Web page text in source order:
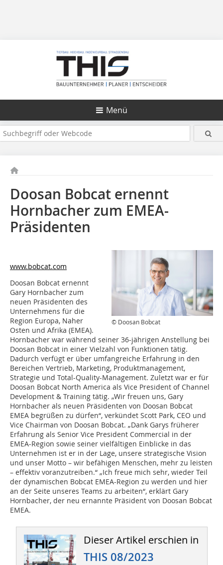
Menü
Doosan Bobcat ernennt
Hornbacher zum EMEA-
Präsidenten
© Doosan Bobcat
www.bobcat.com
Doosan Bobcat ernennt
Gary Hornbacher zum
neuen Präsidenten des
Unternehmens für die
Region Europa, Naher
Osten und Afrika (EMEA).
Hornbacher war während seiner 36-jährigen Anstellung bei
Doosan Bobcat in einer Vielzahl von Funktionen tätig.
Dadurch verfügt er über umfangreiche Erfahrung in den
Bereichen Vertrieb, Marketing, Produktmanagement,
Strategie und Total-Quality-Management. Zuletzt war er für
Doosan Bobcat North America als Vice President of Channel
Development & Training tätig. „Wir freuen uns, Gary
Hornbacher als neuen Präsidenten von Doosan Bobcat
EMEA begrüßen zu dürfen“, verkündet Scott Park, CEO und
Vice Chairman von Doosan Bobcat. „Dank Garys früherer
Erfahrung als Senior Vice President Commercial in der
EMEA-Region sowie seiner vielfältigen Einblicke in das
Unternehmen ist er in der Lage, unsere strategische Vision
und unser Motto – wir befähigen Menschen, mehr zu leisten
– effektiv voranzutreiben.“ „Ich freue mich sehr, wieder Teil
der dynamischen Bobcat EMEA-Region zu werden und hier
an der Seite unseres Teams zu arbeiten“, erklärt Gary
Hornbacher, der neu ernannte Präsident von Doosan Bobcat
EMEA.
Dieser Artikel erschien in
THIS 08/2023